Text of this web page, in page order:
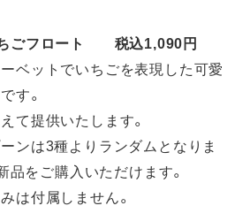
ちごフロート 税込1,090円
ベットでいちごを表現した可愛
す。
て提供いたします。
ンは3種よりランダムとなりま
品をご購入いただけます。
は付属しません。